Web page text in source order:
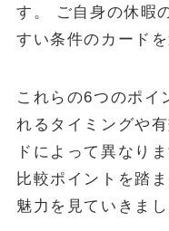
す。 ご自身の休暇
すい条件のカード
これらの6つのポイ
れるタイミングや
ドによって異なり
比較ポイントを踏
魅力を見ていきまし